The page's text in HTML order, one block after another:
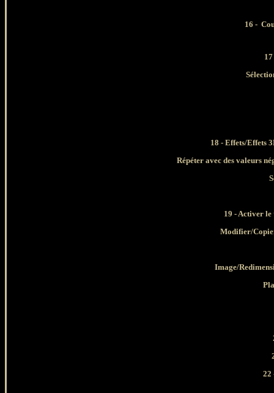
16 -
18 - Effets/Effets
Répéter avec des valeurs
19 - Activer le
Modifier/
Image/
22